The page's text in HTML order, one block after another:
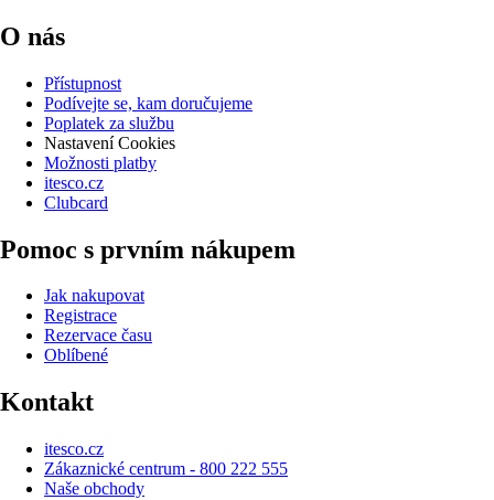
O nás
Přístupnost
Podívejte se, kam doručujeme
Poplatek za službu
Nastavení Cookies
Možnosti platby
itesco.cz
Clubcard
Pomoc s prvním nákupem
Jak nakupovat
Registrace
Rezervace času
Oblíbené
Kontakt
itesco.cz
Zákaznické centrum - 800 222 555
Naše obchody